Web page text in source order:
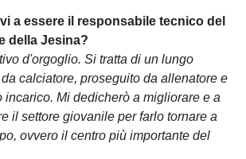
a essere il responsabile tecnico del
della Jesina?
d'orgoglio. Si tratta di un lungo
calciatore, proseguito da allenatore e
incarico. Mi dedicherò a migliorare e a
il settore giovanile per farlo tornare a
ovvero il centro più importante del